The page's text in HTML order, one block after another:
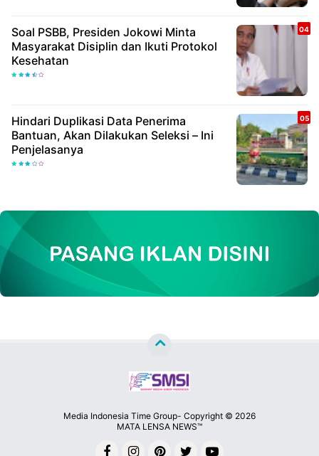
Soal PSBB, Presiden Jokowi Minta
Masyarakat Disiplin dan Ikuti Protokol
Kesehatan
Hindari Duplikasi Data Penerima
Bantuan, Akan Dilakukan Seleksi – Ini
Penjelasanya
Media Indonesia Time Group- Copyright © 2026
MATA LENSA NEWS™
By